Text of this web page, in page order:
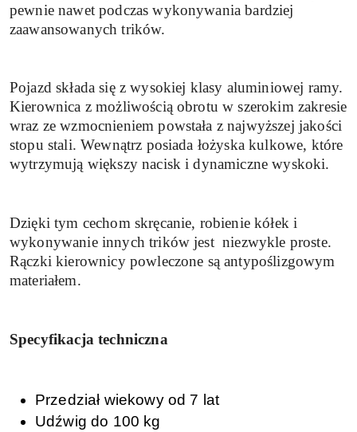
pewnie nawet podczas wykonywania bardziej
zaawansowanych trików.
Pojazd składa się z wysokiej klasy aluminiowej ramy.
Kierownica z możliwością obrotu w szerokim zakresie
wraz ze wzmocnieniem powstała z najwyższej jakości
stopu stali. Wewnątrz posiada łożyska kulkowe, które
wytrzymują większy nacisk i dynamiczne wyskoki.
Dzięki tym cechom skręcanie, robienie kółek i
wykonywanie innych trików jest niezwykle proste.
Rączki kierownicy powleczone są antypoślizgowym
materiałem.
Specyfikacja techniczna
Przedział wiekowy od 7 lat
Udźwig do 100 kg